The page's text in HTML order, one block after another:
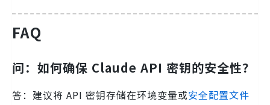
FAQ
问：如何确保 Claude API 密钥的安全性？
答：建议将 API 密钥存储在环境变量或安全配置文件